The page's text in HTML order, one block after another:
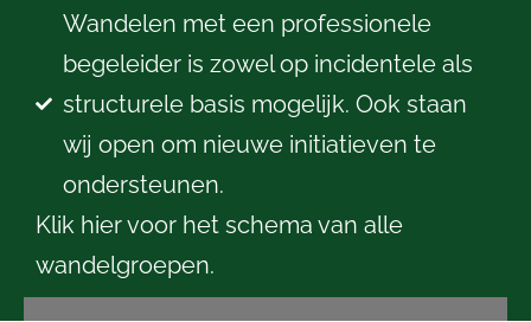
Wandelen met een professionele
begeleider is zowel op incidentele als
structurele basis mogelijk. Ook staan
wij open om nieuwe initiatieven te
ondersteunen.
Klik hier voor het schema van alle
wandelgroepen.